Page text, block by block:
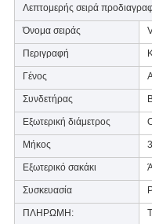
Λεπτομερής σειρά
Όνομα σειράς
Περιγραφή
Γένος
Συνδετήρας
Εξωτερική διάμετρος
Μήκος
Εξωτερικό σακάκι
Συσκευασία
ΠΛΗΡΩΜΗ: